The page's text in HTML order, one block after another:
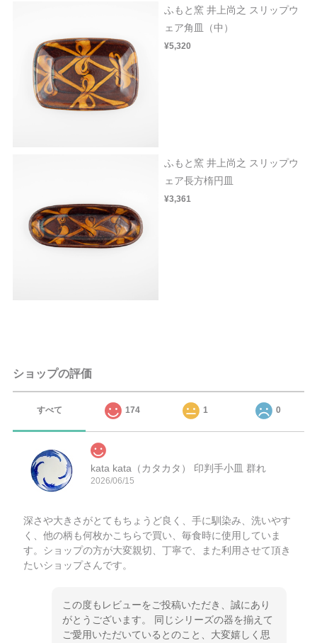
ふもと窯 井上尚之 スリップウ
ェア角皿（中）
¥5,320
ふもと窯 井上尚之 スリップウ
ェア長方楕円皿
¥3,361
ショップの評価
すべて 174 1 0
kata kata（カタカタ） 印判手小皿 群れ
2026/06/15
深さや大きさがとてもちょうど良く、手に馴染み、洗いやす
く、他の柄も何枚かこちらで買い、毎食時に使用していま
す。ショップの方が大変親切、丁寧で、また利用させて頂き
たいショップさんです。
この度もレビューをご投稿いただき、誠にあり
がとうございます。 同じシリーズの器を揃えて
ご愛用いただいているとのこと、大変嬉しく思